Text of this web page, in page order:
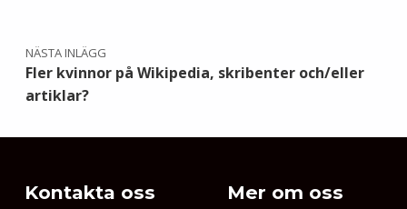
NÄSTA INLÄGG
Fler kvinnor på Wikipedia, skribenter och/eller
artiklar?
Kontakta oss Mer om oss